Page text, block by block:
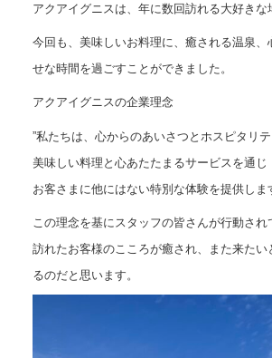
アクアイグニスは、年に数回訪れる大好きな
今回も、美味しいお料理に、癒される温泉、
せな時間を過ごすことができました。
アクアイグニスの企業理念
”私たちは、心からのあいさつとホスピタリ
美味しい料理と心あたたまるサービスを通じ
お客さまに他にはない特別な体験を提供しま
この理念を基にスタッフの皆さんが行動され
訪れたお客様のこころが癒され、また来たい
るのだと思います。